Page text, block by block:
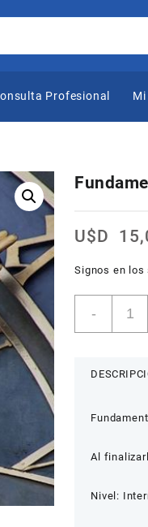
Profesional
U$D
Signos en
-
Al
Nivel: